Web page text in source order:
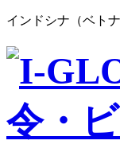
インドシナ（ベト